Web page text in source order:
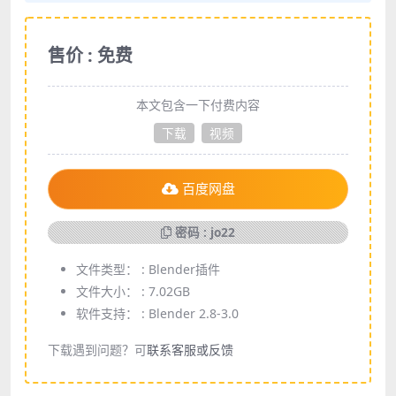
售价 : 免费
本文包含一下付费内容
下载
视频
百度网盘
密码 : jo22
文件类型： : Blender插件
文件大小： : 7.02GB
软件支持： : Blender 2.8-3.0
下载遇到问题？可联系客服或反馈